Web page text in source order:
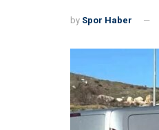
by Spor Haber